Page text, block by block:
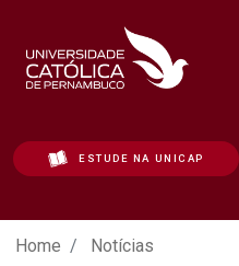
ESTUDE NA UNICAP
Notícias - Unicap
Home Notícias